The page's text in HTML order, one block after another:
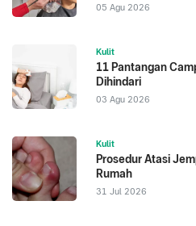
05 Agu 2026
Kulit
11 Pantangan
Dihindari
03 Agu 2026
Kulit
Prosedur Atasi
Rumah
31 Jul 2026